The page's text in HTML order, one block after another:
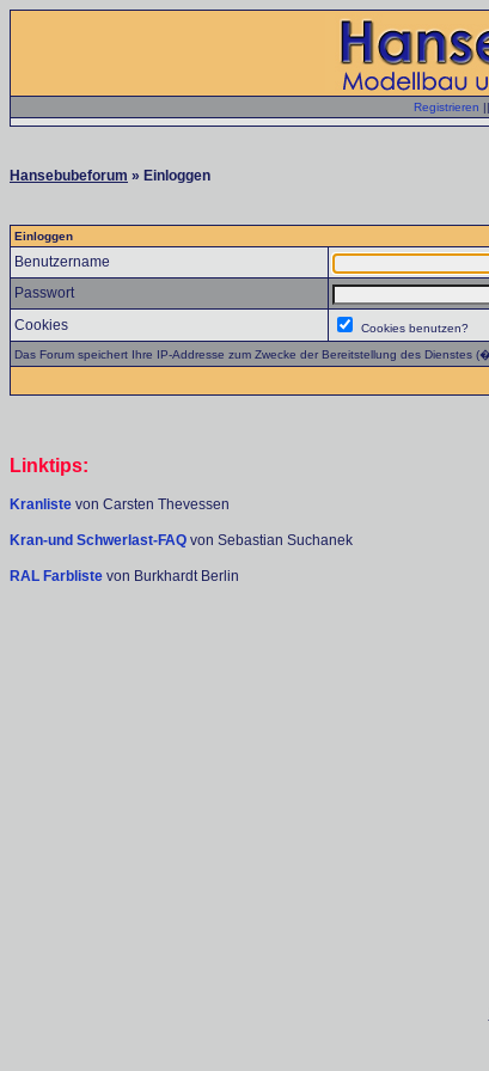
Registrieren ||
Hansebubeforum » Einloggen
Einloggen
Benutzername
Passwort
Cookies
Cookies benutzen?
Das Forum speichert Ihre IP-Addresse zum Zwecke der Bereitstellung des Dienstes
Linktips:
Kranliste von Carsten Thevessen
Kran-und Schwerlast-FAQ von Sebastian Suchanek
RAL Farbliste von Burkhardt Berlin